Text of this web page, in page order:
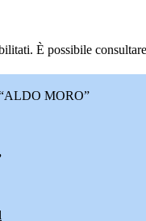
È possibile
MORO”